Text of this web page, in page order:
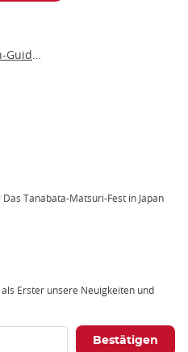
Japan entdecken: Unser Japan-Guide nach Themen
Das Tanabata-Matsuri-Fest in Japan
Erster unsere Neuigkeiten und